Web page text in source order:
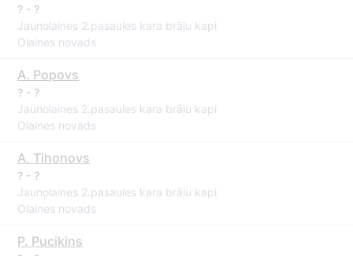
? - ?
Jaunolaines 2.pasaules kara brāļu kapi
Olaines novads
A. Popovs
? - ?
Jaunolaines 2.pasaules kara brāļu kapi
Olaines novads
A. Tihonovs
? - ?
Jaunolaines 2.pasaules kara brāļu kapi
Olaines novads
P. Pucikins